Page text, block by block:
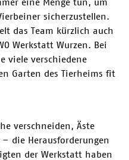
sicherzustellen.
das Team kürzlich auch
Werkstatt Wurzen. Bei
viele verschiedene
Garten des Tierheims fit
verschneiden, Äste
die Herausforderungen
der Werkstatt haben